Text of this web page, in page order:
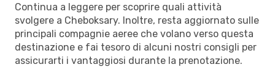
Continua a leggere per scoprire quali attività
svolgere a Cheboksary. Inoltre, resta aggiornato sulle
principali compagnie aeree che volano verso questa
destinazione e fai tesoro di alcuni nostri consigli per
assicurarti i vantaggiosi durante la prenotazione.